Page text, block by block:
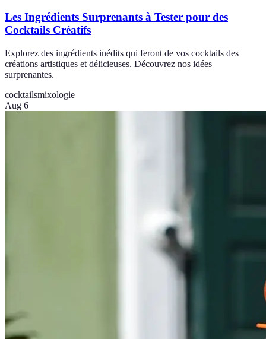
Les Ingrédients Surprenants à Tester pour des
Cocktails Créatifs
Explorez des ingrédients inédits qui feront de vos cocktails des
créations artistiques et délicieuses. Découvrez nos idées
surprenantes.
cocktailsmixologie
Aug 6